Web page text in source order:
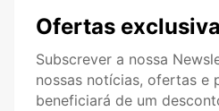
Ofertas
Subscrever a nossa
nossas notícias, ofertas e
beneficiará de um